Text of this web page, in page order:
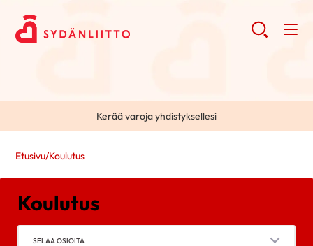
Kerää varoja yhdistyksellesi
Etusivu/Koulutus
Koulutus
SELAA OSIOITA